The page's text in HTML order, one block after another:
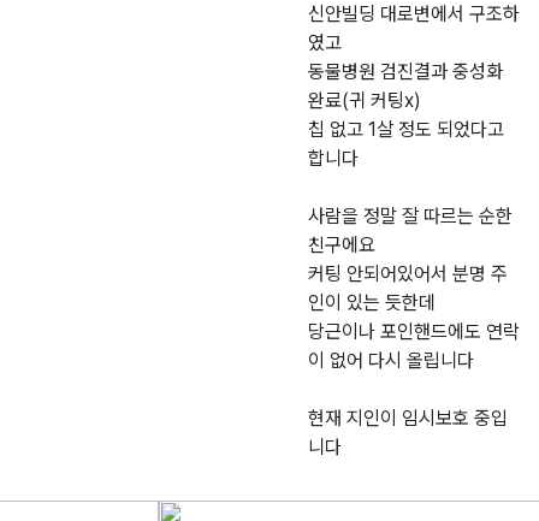
신안빌딩 대로변에서 구조하
였고
동물병원 검진결과 중성화
완료(귀 커팅x)
칩 없고 1살 정도 되었다고
합니다
사람을 정말 잘 따르는 순한
친구에요
커팅 안되어있어서 분명 주
인이 있는 듯한데
당근이나 포인핸드에도 연락
이 없어 다시 올립니다
현재 지인이 임시보호 중입
니다